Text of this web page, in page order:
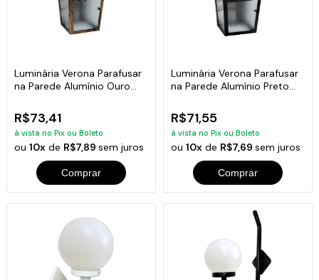
Luminária Verona Parafusar
na Parede Alumínio Ouro
R$73,41
à vista no Pix ou Boleto
ou10x de R$7,89sem juros
Comprar
Luminária Verona Parafusar
na Parede Alumínio Preto
R$71,55
à vista no Pix ou Boleto
ou 10xde R$7,69 sem juros
Comprar